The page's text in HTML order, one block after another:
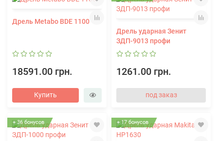
Дрель Metabo BDE 1100
18591.00 грн.
Купить
Дрель ударная Зенит
ЗДП-9013 профи
1261.00 грн.
под заказ
+ 36 бонусов + 17 бонусов